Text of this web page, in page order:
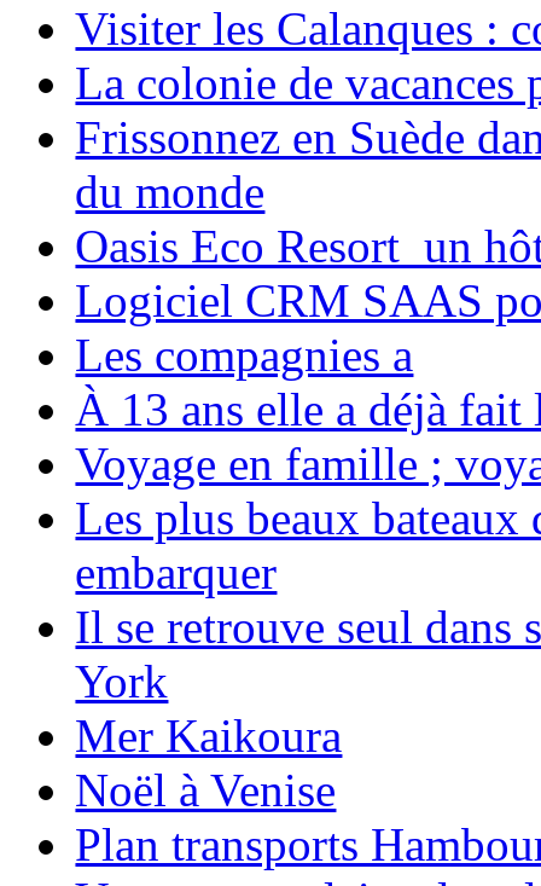
Visiter les Calanques :
La colonie de vacances
Frissonnez en Suède
du monde
Oasis Eco Resort un
Logiciel CRM SAAS
Les compagnies a
À 13 ans elle a déjà
Voyage en famille ;
Les plus beaux bateaux
embarquer
Il se retrouve seul dans
York
Mer Kaikoura
Noël à Venise
Plan transports